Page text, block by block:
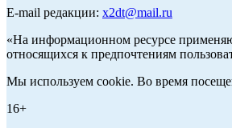
E-mail редакции: x2dt@mail.ru
«На информационном ресурсе
относящихся к предпочтениям
Мы используем cookie. Во время
16+